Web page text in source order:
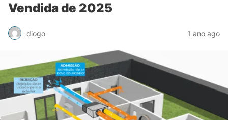
Vendida de 2025
diogo 1 ano ago